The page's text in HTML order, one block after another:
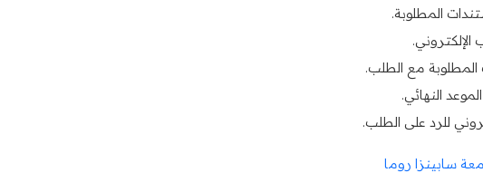
المطلوبة.
الإلكتروني.
مع الطلب.
النهائي.
للرد على الطلب.
سابينزا روما